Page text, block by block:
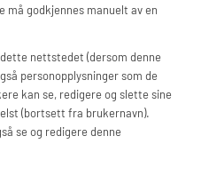
må godkjennes manuelt av en
nettstedet (dersom denne
personopplysninger som de
kan se, redigere og slette sine
(bortsett fra brukernavn).
se og redigere denne